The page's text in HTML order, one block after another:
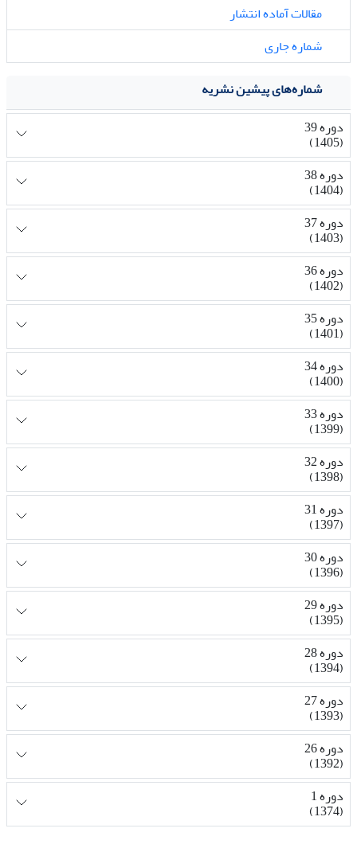
مقالات آماده انتشار
شماره جاری
شماره‌های پیشین نشریه
دوره 39
(1405)
دوره 38
(1404)
دوره 37
(1403)
دوره 36
(1402)
دوره 35
(1401)
دوره 34
(1400)
دوره 33
(1399)
دوره 32
(1398)
دوره 31
(1397)
دوره 30
(1396)
دوره 29
(1395)
دوره 28
(1394)
دوره 27
(1393)
دوره 26
(1392)
دوره 1
(1374)